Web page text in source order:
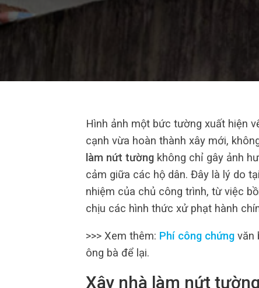
Hình ảnh một bức tường xuất hiện
cạnh vừa hoàn thành xây mới,
làm nứt tường không chỉ gây ảnh
cảm giữa các hộ dân. Đây là lý do
nhiệm của chủ công trình, từ việc
chịu các hình thức xử phạt hành
>>> Xem thêm: Phí công chứng văn
ông bà để lại.
Xây nhà làm nứt